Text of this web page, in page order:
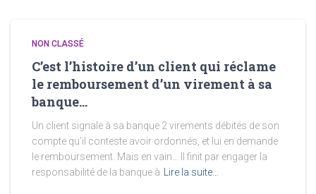
NON CLASSÉ
C’est l’histoire d’un client qui réclame
le remboursement d’un virement à sa
banque…
Un client signale à sa banque 2 virements débités de son
compte qu’il conteste avoir ordonnés, et lui en demande
le remboursement. Mais en vain… Il finit par engager la
responsabilité de la banque à
Lire la suite…